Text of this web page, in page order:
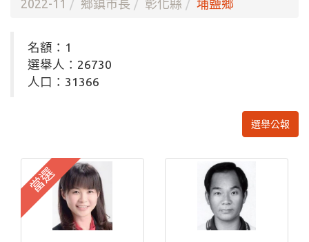
2022-11 鄉鎮市長 彰化縣 埔鹽鄉
名額：1
選舉人：26730
人口：31366
選舉公報
當選